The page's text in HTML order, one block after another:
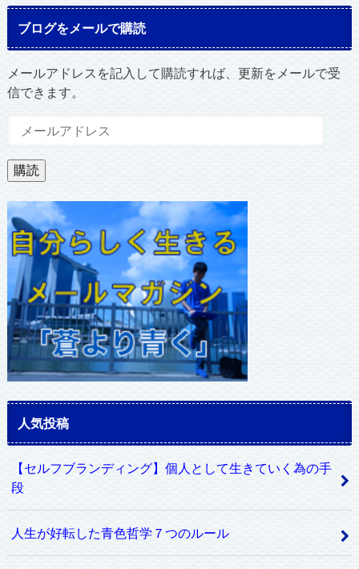
ブログをメールで購読
メールアドレスを記入して購読すれば、更新をメールで受
信できます。
ル
ア
ド
レ
ス
購読
人気投稿
【セルフブランディング】個人として生きていく為の手
段
人生が好転した青色哲学７つのルール